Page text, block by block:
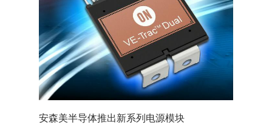
安森美半导体推出新系列电源模块